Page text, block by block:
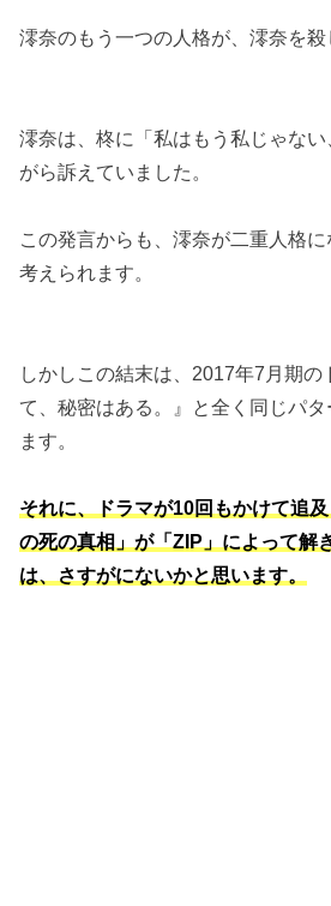
澪奈のもう一つの人格が、澪奈を殺
澪奈は、柊に「私はもう私じゃな
がら訴えていました。
この発言からも、澪奈が二重人格
考えられます。
しかしこの結末は、2017年7月期の
て、秘密はある。』と全く同じパ
ます。
それに、ドラマが10回もかけて追
の死の真相」が「ZIP」によって解
は、さすがにないかと思います。